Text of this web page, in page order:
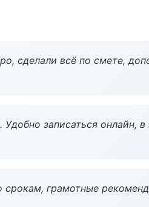
сделали всё по смете,
записаться онлайн,
грамотные